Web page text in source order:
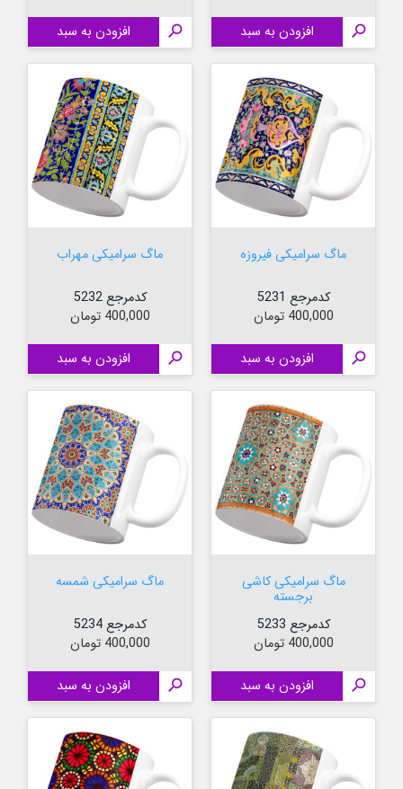
 افزودن به سبد  افزودن به سبد
ماگ سرامیکی فیروزه
کدمرجع 5231
قیمت
400,000 تومان
 افزودن به سبد
ماگ سرامیکی مهراب
کدمرجع 5232
قیمت
400,000 تومان
 افزودن به سبد
ماگ سرامیکی کاشی
برجسته
کدمرجع 5233
قیمت
400,000 تومان
 افزودن به سبد
ماگ سرامیکی شمسه
کدمرجع 5234
قیمت
400,000 تومان
 افزودن به سبد